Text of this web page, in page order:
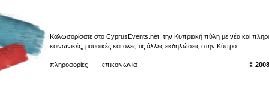
Καλωσορίσατε στο CyprusEvents.net, την Κυπριακή πύλη με νέα και
κοινωνικές, μουσικές και όλες τις άλλες εκδηλώσεις στην Κύπρο.
πληροφορίες επικοινωνία ©